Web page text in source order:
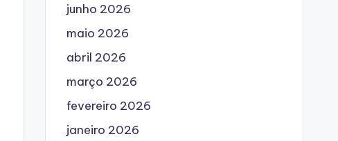
junho 2026
maio 2026
abril 2026
março 2026
fevereiro 2026
janeiro 2026